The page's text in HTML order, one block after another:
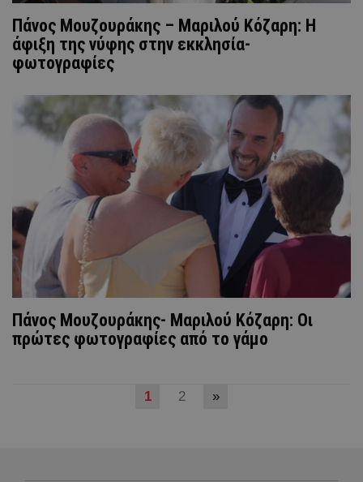
Πάνος Μουζουράκης – Μαριλού Κόζαρη: Η
άφιξη της νύφης στην εκκλησία-
φωτογραφίες
Πάνος Μουζουράκης- Μαριλού Κόζαρη: Οι
πρώτες φωτογραφίες από το γάμο
1 2 »